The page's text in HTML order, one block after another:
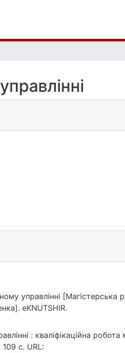
управлінні [Магістерська
eKNUTSHIR.
: кваліфікаційна робота
с. URL: